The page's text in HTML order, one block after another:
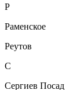
Р
Раменское
Реутов
С
Сергиев Посад